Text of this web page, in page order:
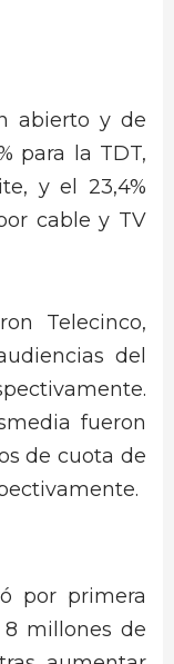
abierto y de
para la TDT,
y el 23,4%
cable y TV
Telecinco,
del
fueron
de cuota de
por primera
millones de